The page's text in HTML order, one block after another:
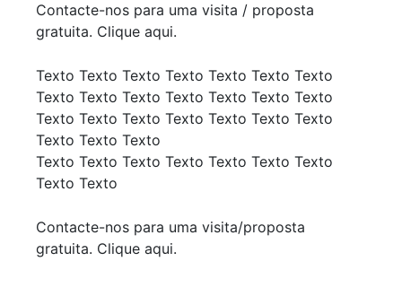
Contacte-nos para uma visita / proposta
gratuita. Clique aqui.
Texto Texto Texto Texto Texto Texto Texto
Texto Texto Texto Texto Texto Texto Texto
Texto Texto Texto Texto Texto Texto Texto
Texto Texto Texto
Texto Texto Texto Texto Texto Texto Texto
Texto Texto
Contacte-nos para uma visita/proposta
gratuita. Clique aqui.